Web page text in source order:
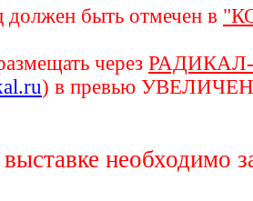
быть отмечен в
через
) в превью
необходимо